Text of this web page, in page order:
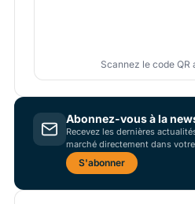
Scannez le code QR
Abonnez-vous à la
Recevez les dernières
marché directement dans
S'abonner